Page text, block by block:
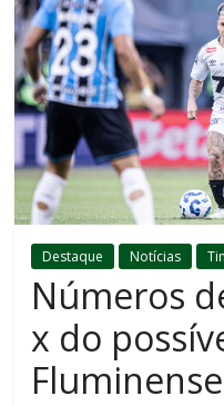
Destaque Notícias
Números
x do
Fluminense